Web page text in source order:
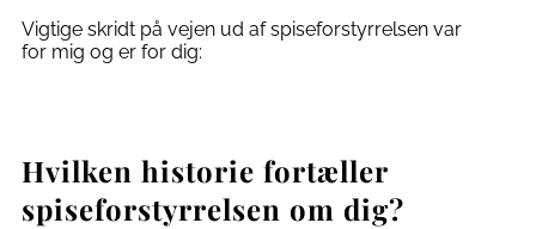
Vigtige skridt på vejen ud af spiseforstyrrelsen var
for mig og er for dig:
Hvilken historie fortæller
spiseforstyrrelsen om dig?